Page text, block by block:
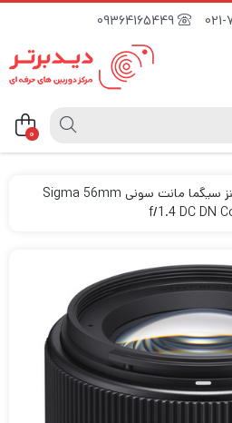
09364165449
0
لنز سیگما مانت سونی Sigma 56mm
f/1.4 DC DN